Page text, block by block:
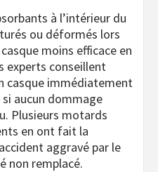
à l’intérieur du
ou déformés lors
moins efficace en
experts conseillent
casque immédiatement
aucun dommage
Plusieurs motards
en ont fait la
aggravé par le
non remplacé.